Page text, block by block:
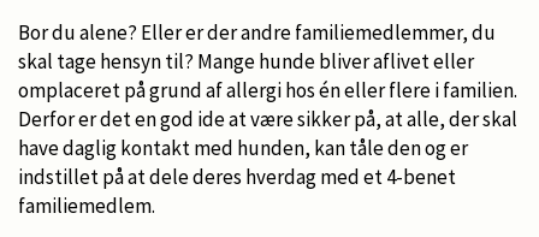
Bor du alene? Eller er der andre familiemedlemmer, du
skal tage hensyn til? Mange hunde bliver aflivet eller
omplaceret på grund af allergi hos én eller flere i familien.
Derfor er det en god ide at være sikker på, at alle, der skal
have daglig kontakt med hunden, kan tåle den og er
indstillet på at dele deres hverdag med et 4-benet
familiemedlem.